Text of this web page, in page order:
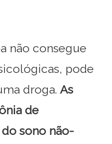
não consegue
pode
droga. As
de
sono não-